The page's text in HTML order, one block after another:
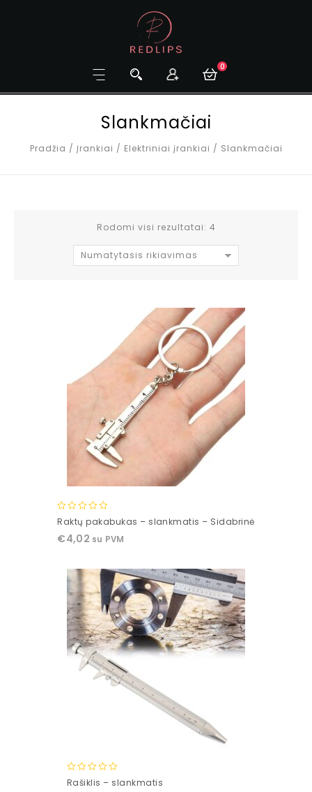
0
Slankmačiai
Pradžia / Įrankiai / Elektriniai įrankiai / Slankmačiai
Rodomi visi rezultatai: 4
Numatytasis rikiavimas
0
of
Raktų pakabukas – slankmatis – Sidabrinė
€4,02 su PVM
0
Rašiklis – slankmatis